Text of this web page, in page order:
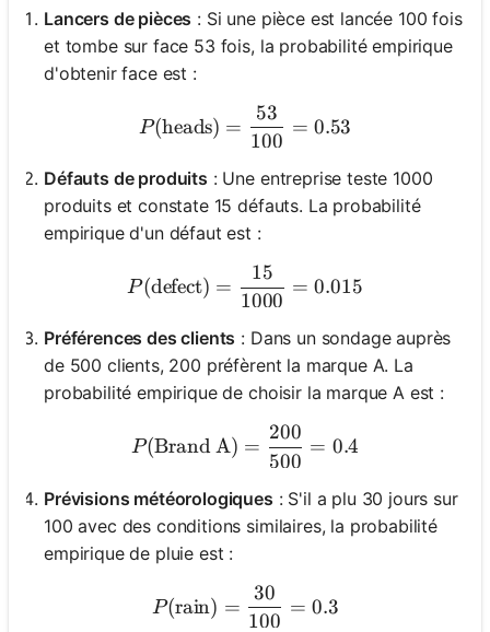
Lancers de pièces : Si une pièce est lancée 100 fois
et tombe sur face 53 fois, la probabilité empirique
d'obtenir face est :
P(\text{heads}) =
P(heads) =
100
53
= 0.53
Défauts de produits : Une entreprise teste 1000
produits et constate 15 défauts. La probabilité
empirique d'un défaut est :
P(\text{defect}) =
P(defect) =
1000
15
= 0.015
Préférences des clients : Dans un sondage auprès
de 500 clients, 200 préfèrent la marque A. La
probabilité empirique de choisir la marque A est :
P(\text{Brand A}) =
P(Brand A) =
500
200
= 0.4
Prévisions météorologiques : S'il a plu 30 jours sur
100 avec des conditions similaires, la probabilité
empirique de pluie est :
P(\text{rain}) =
P(rain) =
100
30
= 0.3